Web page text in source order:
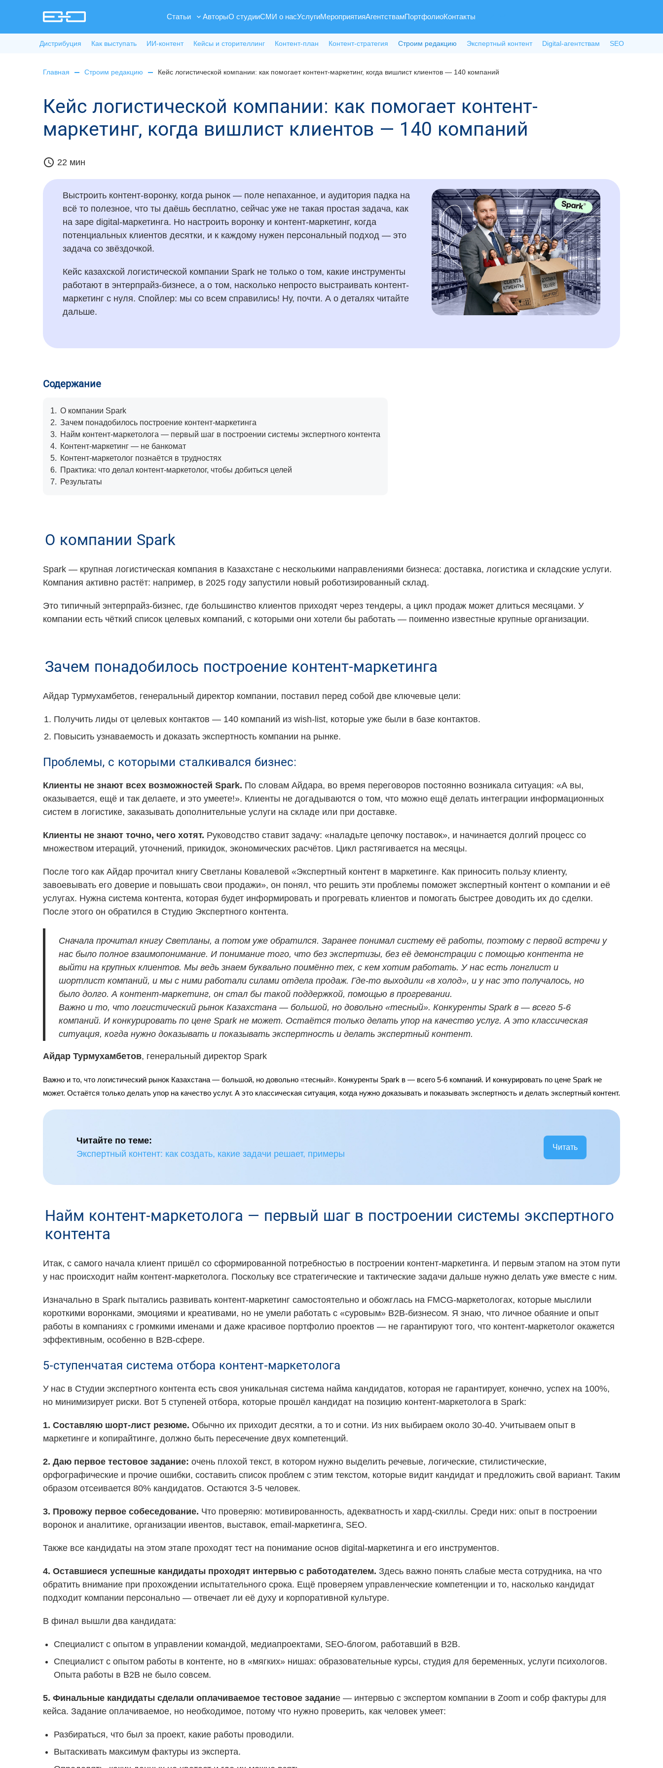
Статьи АвторыО студииСМИ о насУслугиМероприятияАгентствамПортфолиоКонтакты
Дистрибуция Как выступать ИИ-контент Кейсы и сторителлинг Контент-план Контент-стратегия Строим редакцию Экспертный контент Digital-агентствам SEO
Главная Строим редакцию Кейс логистической компании: как помогает контент-маркетинг, когда вишлист клиентов — 140 компаний
Кейс логистической компании: как помогает контент-
маркетинг, когда вишлист клиентов — 140 компаний
schedule 22 мин
Выстроить контент-воронку, когда рынок — поле непаханное, и аудитория падка на
всё то полезное, что ты даёшь бесплатно, сейчас уже не такая простая задача, как
на заре digital-маркетинга. Но настроить воронку и контент-маркетинг, когда
потенциальных клиентов десятки, и к каждому нужен персональный подход — это
задача со звёздочкой.
Кейс казахской логистической компании Spark не только о том, какие инструменты
работают в энтерпрайз-бизнесе, а о том, насколько непросто выстраивать контент-
маркетинг с нуля. Спойлер: мы со всем справились! Ну, почти. А о деталях читайте
дальше.
Содержание
1. О компании Spark
2. Зачем понадобилось построение контент-маркетинга
3. Найм контент-маркетолога — первый шаг в построении системы экспертного контента
4. Контент-маркетинг — не банкомат
5. Контент-маркетолог познаётся в трудностях
6. Практика: что делал контент-маркетолог, чтобы добиться целей
7. Результаты
О компании Spark
Spark — крупная логистическая компания в Казахстане с несколькими направлениями бизнеса: доставка, логистика и складские услуги.
Компания активно растёт: например, в 2025 году запустили новый роботизированный склад.
Это типичный энтерпрайз-бизнес, где большинство клиентов приходят через тендеры, а цикл продаж может длиться месяцами. У
компании есть чёткий список целевых компаний, с которыми они хотели бы работать — поименно известные крупные организации.
Зачем понадобилось построение контент-маркетинга
Айдар Турмухамбетов, генеральный директор компании, поставил перед собой две ключевые цели:
Получить лиды от целевых контактов — 140 компаний из wish-list, которые уже были в базе контактов.
Повысить узнаваемость и доказать экспертность компании на рынке.
Проблемы, с которыми сталкивался бизнес:
Клиенты не знают всех возможностей Spark. По словам Айдара, во время переговоров постоянно возникала ситуация: «А вы,
оказывается, ещё и так делаете, и это умеете!». Клиенты не догадываются о том, что можно ещё делать интеграции информационных
систем в логистике, заказывать дополнительные услуги на складе или при доставке.
Клиенты не знают точно, чего хотят. Руководство ставит задачу: «наладьте цепочку поставок», и начинается долгий процесс со
множеством итераций, уточнений, прикидок, экономических расчётов. Цикл растягивается на месяцы.
После того как Айдар прочитал книгу Светланы Ковалевой «Экспертный контент в маркетинге. Как приносить пользу клиенту,
завоевывать его доверие и повышать свои продажи», он понял, что решить эти проблемы поможет экспертный контент о компании и её
услугах. Нужна система контента, которая будет информировать и прогревать клиентов и помогать быстрее доводить их до сделки.
После этого он обратился в Студию Экспертного контента.
Сначала прочитал книгу Светланы, а потом уже обратился. Заранее понимал систему её работы, поэтому с первой встречи у
нас было полное взаимопонимание. И понимание того, что без экспертизы, без её демонстрации с помощью контента не
выйти на крупных клиентов. Мы ведь знаем буквально поимённо тех, с кем хотим работать. У нас есть лонглист и
шортлист компаний, и мы с ними работали силами отдела продаж. Где-то выходили «в холод», и у нас это получалось, но
было долго. А контент-маркетинг, он стал бы такой поддержкой, помощью в прогревании.
Важно и то, что логистический рынок Казахстана — большой, но довольно «тесный». Конкуренты Spark в — всего 5-6
компаний. И конкурировать по цене Spark не может. Остаётся только делать упор на качество услуг. А это классическая
ситуация, когда нужно доказывать и показывать экспертность и делать экспертный контент.
Айдар Турмухамбетов, генеральный директор Spark
Важно и то, что логистический рынок Казахстана — большой, но довольно «тесный». Конкуренты Spark в — всего 5-6 компаний. И конкурировать по цене Spark не
может. Остаётся только делать упор на качество услуг. А это классическая ситуация, когда нужно доказывать и показывать экспертность и делать экспертный контент.
Читайте по теме:
Экспертный контент: как создать, какие задачи решает, примеры
Читать
Найм контент-маркетолога — первый шаг в построении системы экспертного
контента
Итак, с самого начала клиент пришёл со сформированной потребностью в построении контент-маркетинга. И первым этапом на этом пути
у нас происходит найм контент-маркетолога. Поскольку все стратегические и тактические задачи дальше нужно делать уже вместе с ним.
Изначально в Spark пытались развивать контент-маркетинг самостоятельно и обожглась на FMCG-маркетологах, которые мыслили
короткими воронками, эмоциями и креативами, но не умели работать с «суровым» B2B-бизнесом. Я знаю, что личное обаяние и опыт
работы в компаниях с громкими именами и даже красивое портфолио проектов — не гарантируют того, что контент-маркетолог окажется
эффективным, особенно в B2B-сфере.
5-ступенчатая система отбора контент-маркетолога
У нас в Студии экспертного контента есть своя уникальная система найма кандидатов, которая не гарантирует, конечно, успех на 100%,
но минимизирует риски. Вот 5 ступеней отбора, которые прошёл кандидат на позицию контент-маркетолога в Spark:
1. Составляю шорт-лист резюме. Обычно их приходит десятки, а то и сотни. Из них выбираем около 30-40. Учитываем опыт в
маркетинге и копирайтинге, должно быть пересечение двух компетенций.
2. Даю первое тестовое задание: очень плохой текст, в котором нужно выделить речевые, логические, стилистические,
орфографические и прочие ошибки, составить список проблем с этим текстом, которые видит кандидат и предложить свой вариант. Таким
образом отсеивается 80% кандидатов. Остаются 3-5 человек.
3. Провожу первое собеседование. Что проверяю: мотивированность, адекватность и хард-скиллы. Среди них: опыт в построении
воронок и аналитике, организации ивентов, выставок, email-маркетинга, SEO.
Также все кандидаты на этом этапе проходят тест на понимание основ digital-маркетинга и его инструментов.
4. Оставшиеся успешные кандидаты проходят интервью с работодателем. Здесь важно понять слабые места сотрудника, на что
обратить внимание при прохождении испытательного срока. Ещё проверяем управленческие компетенции и то, насколько кандидат
подходит компании персонально — отвечает ли её духу и корпоративной культуре.
В финал вышли два кандидата:
Специалист с опытом в управлении командой, медиапроектами, SEO-блогом, работавший в B2B.
Специалист с опытом работы в контенте, но в «мягких» нишах: образовательные курсы, студия для беременных, услуги психологов.
Опыта работы в B2B не было совсем.
5. Финальные кандидаты сделали оплачиваемое тестовое задание — интервью с экспертом компании в Zoom и собр фактуры для
кейса. Задание оплачиваемое, но необходимое, потому что нужно проверить, как человек умеет:
Разбираться, что был за проект, какие работы проводили.
Вытаскивать максимум фактуры из эксперта.